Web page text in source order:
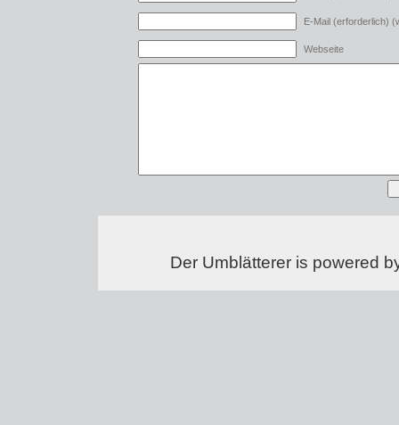
E-Mail (erforderlich)
Webseite
Der Umblätterer is powered